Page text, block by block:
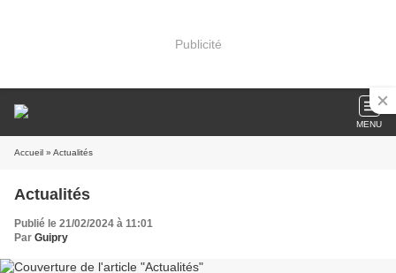
Publicité
MENU
Accueil » Actualités
Actualités
Publié le 21/02/2024 à 11:01
Par Guipry